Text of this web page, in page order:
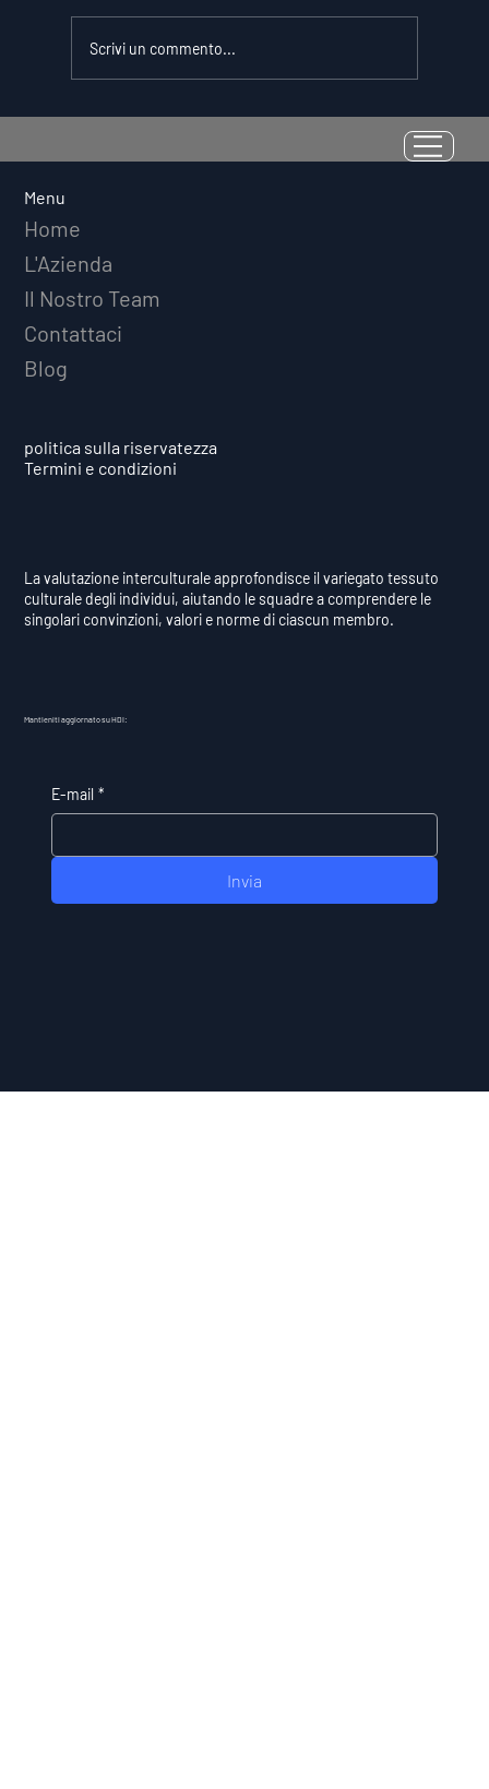
Misurabile: Perché il Quoziente di
Scrivi un commento...
Menu
Home
L'Azienda
Il Nostro Team
Contattaci
Blog
politica sulla riservatezza
Termini e condizioni
La valutazione interculturale approfondisce il variegato tessuto
culturale degli individui, aiutando le squadre a comprendere le
singolari convinzioni, valori e norme di ciascun membro.
Mantieniti aggiornato su HDI:
E-mail *
Invia